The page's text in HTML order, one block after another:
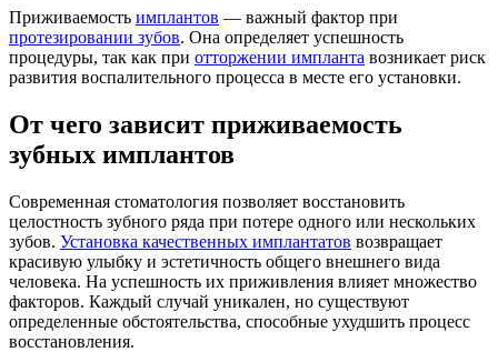
Приживаемость имплантов — важный фактор при
протезировании зубов. Она определяет успешность
процедуры, так как при отторжении импланта возникает риск
развития воспалительного процесса в месте его установки.
От чего зависит приживаемость
зубных имплантов
Современная стоматология позволяет восстановить
целостность зубного ряда при потере одного или нескольких
зубов. Установка качественных имплантатов возвращает
красивую улыбку и эстетичность общего внешнего вида
человека. На успешность их приживления влияет множество
факторов. Каждый случай уникален, но существуют
определенные обстоятельства, способные ухудшить процесс
восстановления.